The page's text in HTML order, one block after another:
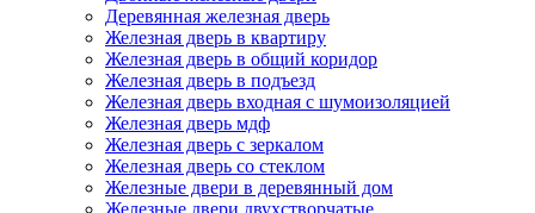
Деревянная железная дверь
Железная дверь в квартиру
Железная дверь в общий коридор
Железная дверь в подъезд
Железная дверь входная с шумоизоляцией
Железная дверь мдф
Железная дверь с зеркалом
Железная дверь со стеклом
Железные двери в деревянный дом